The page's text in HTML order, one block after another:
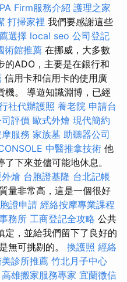
Firm服務介紹 護理之家
打掃家裡 我們要感謝這些
選擇 local seo 公司登記
術館推薦 在挪威，大多數
的ADO，主要是在銀行和
信用卡和信用卡的使用廣
機。 導遊知識淵博，已經
社代辦護照 養老院 申請台
評價 歐式外燴 現代簡約
服務 家族墓 助聽器公司
中醫推拿技術 他
下來並儘可能地休息。
燴 台胞證基隆 台北記帳
量非常高，這是一個很好
證申請 經絡按摩專業課程
務所 工商登記全攻略 公共
定，並給我們留下了良好的
無可挑剔的。 換護照 經絡
診所推薦 竹北月子中心
高雄搬家服務專家 宜蘭徵信